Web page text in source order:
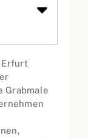
Erfurt
Grabmale